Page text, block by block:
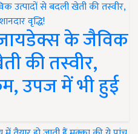
के जैविक
की तस्वीर,
उपज में भी हुई